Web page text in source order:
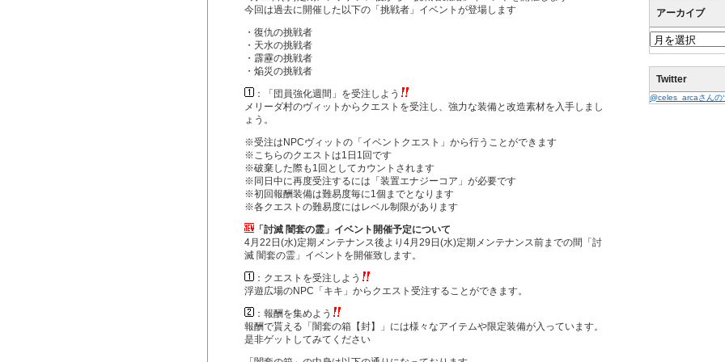
今回は過去に開催した以下の「挑戦者」イベントが登場します
・復仇の挑戦者
・天水の挑戦者
・霹靂の挑戦者
・焔災の挑戦者
：「団員強化週間」を受注しよう
メリーダ村のヴィットからクエストを受注し、強力な装備と改造素材を入手しまし
ょう。
※受注はNPCヴィットの「イベントクエスト」から行うことができます
※こちらのクエストは1日1回です
※破棄した際も1回としてカウントされます
※同日中に再度受注するには「装置エナジーコア」が必要です
※初回報酬装備は難易度毎に1個までとなります
※各クエストの難易度にはレベル制限があります
「討滅 闇套の霊」イベント開催予定について
4月22日(水)定期メンテナンス後より4月29日(水)定期メンテナンス前までの間「討
滅 闇套の霊」イベントを開催致します。
：クエストを受注しよう
浮遊広場のNPC「キキ」からクエスト受注することができます。
：報酬を集めよう
報酬で貰える「闇套の箱【封】」には様々なアイテムや限定装備が入っています。
是非ゲットしてみてください
アーカイブ
Twitter
@celes_arcaさんの